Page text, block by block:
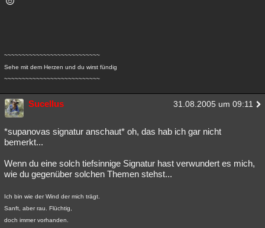
~~~~~~~~~~~~~~~~~~~~~~~~~~~
Sehe mit dem Herzen und du wirst fündig
~~~~~~~~~~~~~~~~~~~~~~~~~~~
Sucellus 31.08.2005 um 09:11
*supanovas signatur anschaut* oh, das hab ich gar nicht
bemerkt...
Wenn du eine solch tiefsinnige Signatur hast verwundert es mich,
wie du gegenüber solchen Themen stehst...
Ich bin wie der Wind der mich trägt.
Sanft, aber rau. Flüchtig,
doch immer vorhanden.